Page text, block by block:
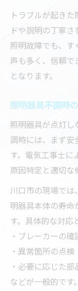
トラブルが起き
ドや説明の丁寧
照明故障でも、
声も多く、信頼
となります。
照明器具不調時
照明器具が点灯
調時には、まず安
す。電気工事士に
原因特定と適切な
川口市の現場で
明器具本体の寿命
す。具体的な対応
・ブレーカーの確
・異常箇所の点検
・必要に応じた
などが一般的です。